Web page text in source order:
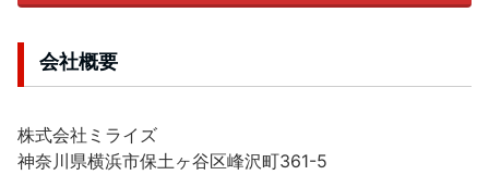
会社概要
株式会社ミライズ
神奈川県横浜市保土ヶ谷区峰沢町361-5